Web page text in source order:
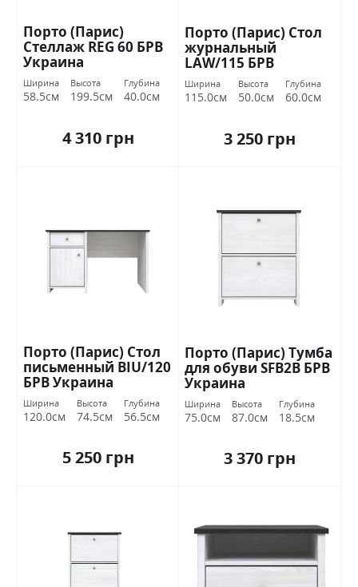
Порто (Парис)
Стеллаж REG 60 БРВ
Украина
Ширина
58.5см
Высота
199.5см
Глубина
40.0см
4 310 грн
Порто (Парис) Стол
журнальный
LAW/115 БРВ
Украина
Ширина
115.0см
Высота
50.0см
Глубина
60.0см
3 250 грн
Порто (Парис) Стол
письменный BIU/120
БРВ Украина
Ширина
120.0см
Высота
74.5см
Глубина
56.5см
5 250 грн
Порто (Парис) Тумба
для обуви SFB2В БРВ
Украина
Ширина
75.0см
Высота
87.0см
Глубина
18.5см
3 370 грн